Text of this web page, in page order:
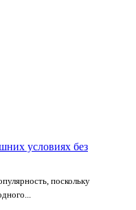
условиях без
поскольку